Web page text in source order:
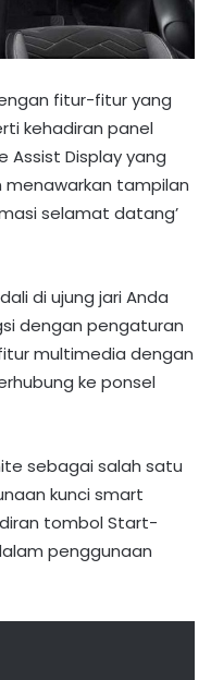
fitur-fitur yang
kehadiran panel
Assist Display yang
menawarkan tampilan
selamat datang’
di ujung jari Anda
dengan pengaturan
multimedia dengan
ke ponsel
sebagai salah satu
kunci smart
tombol Start-
penggunaan